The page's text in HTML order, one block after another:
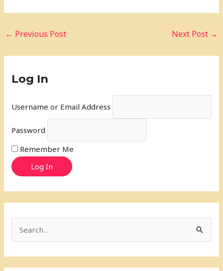
← Previous Post Next Post →
Log In
Username or Email Address
Password
Remember Me
Log In